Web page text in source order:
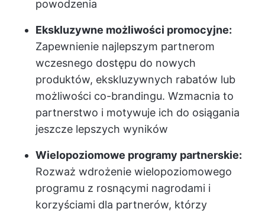
powodzenia
Ekskluzywne możliwości promocyjne:
Zapewnienie najlepszym partnerom
wczesnego dostępu do nowych
produktów, ekskluzywnych rabatów lub
możliwości co-brandingu. Wzmacnia to
partnerstwo i motywuje ich do osiągania
jeszcze lepszych wyników
Wielopoziomowe programy partnerskie:
Rozważ wdrożenie wielopoziomowego
programu z rosnącymi nagrodami i
korzyściami dla partnerów, którzy